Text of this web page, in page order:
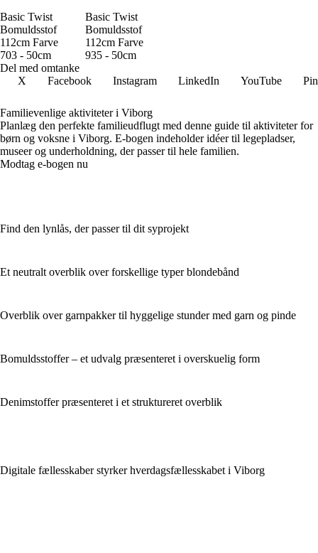
Basic Twist
Bomuldsstof
112cm Farve
703 - 50cm
Basic Twist
Bomuldsstof
112cm Farve
935 - 50cm
Del med omtanke
X
Facebook Instagram LinkedIn YouTube
Familievenlige aktiviteter i Viborg
Planlæg den perfekte familieudflugt med denne guide til aktiviteter for
børn og voksne i Viborg. E-bogen indeholder idéer til legepladser,
museer og underholdning, der passer til hele familien.
Modtag e-bogen nu
Find den lynlås, der passer til dit syprojekt
Et neutralt overblik over forskellige typer blondebånd
Overblik over garnpakker til hyggelige stunder med garn og pinde
Bomuldsstoffer – et udvalg præsenteret i overskuelig form
Denimstoffer præsenteret i et struktureret overblik
Digitale fællesskaber styrker hverdagsfællesskabet i Viborg